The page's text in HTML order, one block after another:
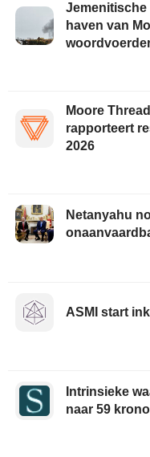
haven van
Moore
rapporteert
2026
Netanyahu
ASMI start
Intrinsieke
naar 59